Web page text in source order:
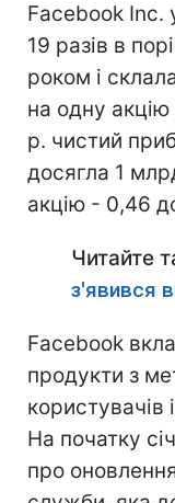
Facebook Inc.
19 разів в
роком і
на одну
р. чистий
досягла 1
акцію - 0,46
Читайте
з'явився
Facebook
продукти з
користувачів
На початку
про